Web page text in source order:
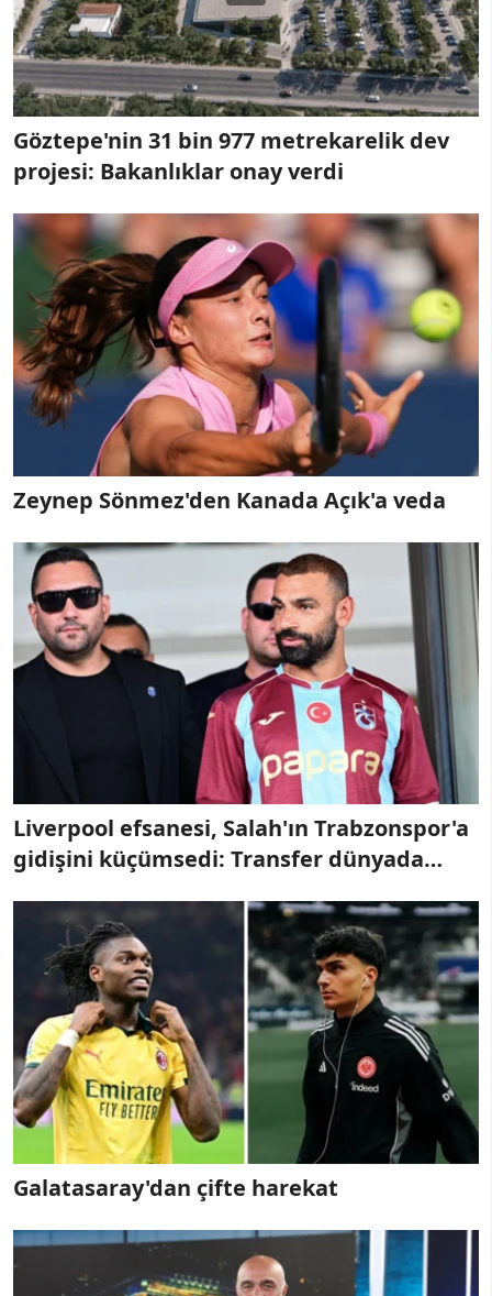
Göztepe'nin 31 bin 977 metrekarelik dev
projesi: Bakanlıklar onay verdi
Zeynep Sönmez'den Kanada Açık'a veda
Liverpool efsanesi, Salah'ın Trabzonspor'a
gidişini küçümsedi: Transfer dünyada
Galatasaray'dan çifte harekat